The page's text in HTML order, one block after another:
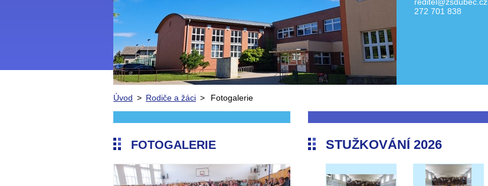
272 701 838
Úvod > Rodiče a žáci > Fotogalerie
FOTOGALERIE STUŽKOVÁNÍ 2026